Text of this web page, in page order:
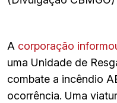
A corporação
uma Unidade de
combate a incêndio
ocorrência. Uma